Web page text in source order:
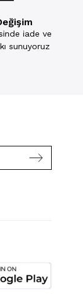
iade ve
sunuyoruz